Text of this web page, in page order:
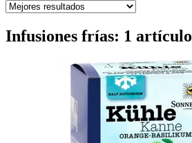
Infusiones frías: 1 artículo